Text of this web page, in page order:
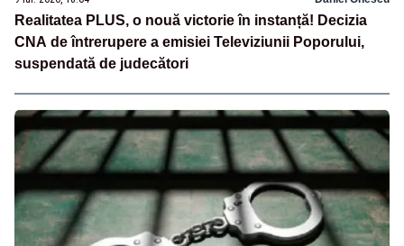
Realitatea PLUS, o nouă victorie în instanță! Decizia
CNA de întrerupere a emisiei Televiziunii Poporului,
suspendată de judecători